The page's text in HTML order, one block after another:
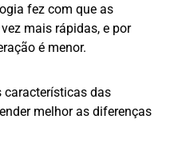
fez com que as
mais rápidas, e por
é menor.
características das
melhor as diferenças